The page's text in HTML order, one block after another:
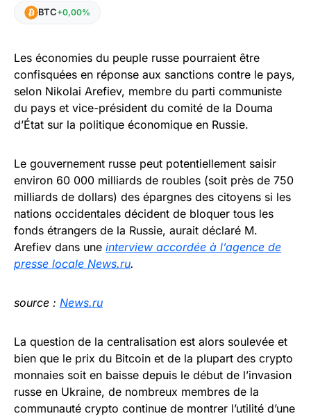
BTC+0,00%
Les économies du peuple russe pourraient être
confisquées en réponse aux sanctions contre le pays,
selon Nikolai Arefiev, membre du parti communiste
du pays et vice-président du comité de la Douma
d’État sur la politique économique en Russie.
Le gouvernement russe peut potentiellement saisir
environ 60 000 milliards de roubles (soit près de 750
milliards de dollars) des épargnes des citoyens si les
nations occidentales décident de bloquer tous les
fonds étrangers de la Russie, aurait déclaré M.
Arefiev dans une interview accordée à l’agence de
presse locale News.ru.
source : News.ru
La question de la centralisation est alors soulevée et
bien que le prix du Bitcoin et de la plupart des crypto
monnaies soit en baisse depuis le début de l’invasion
russe en Ukraine, de nombreux membres de la
communauté crypto continue de montrer l’utilité d’une